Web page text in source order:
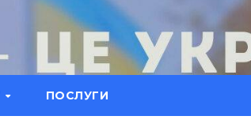
ПОСЛУГИ